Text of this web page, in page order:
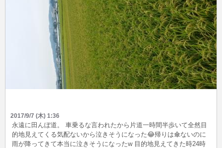
2017/9/7 (木) 1:36
永遠に田んぼ道。 車乗るな言われたから片道一時間半歩いて全然目
的地見えてくる気配ないから泣きそうになった😂帰りは傘ないのに
雨が降ってきて本当に泣きそうになったw 目的地見えてきた時24時